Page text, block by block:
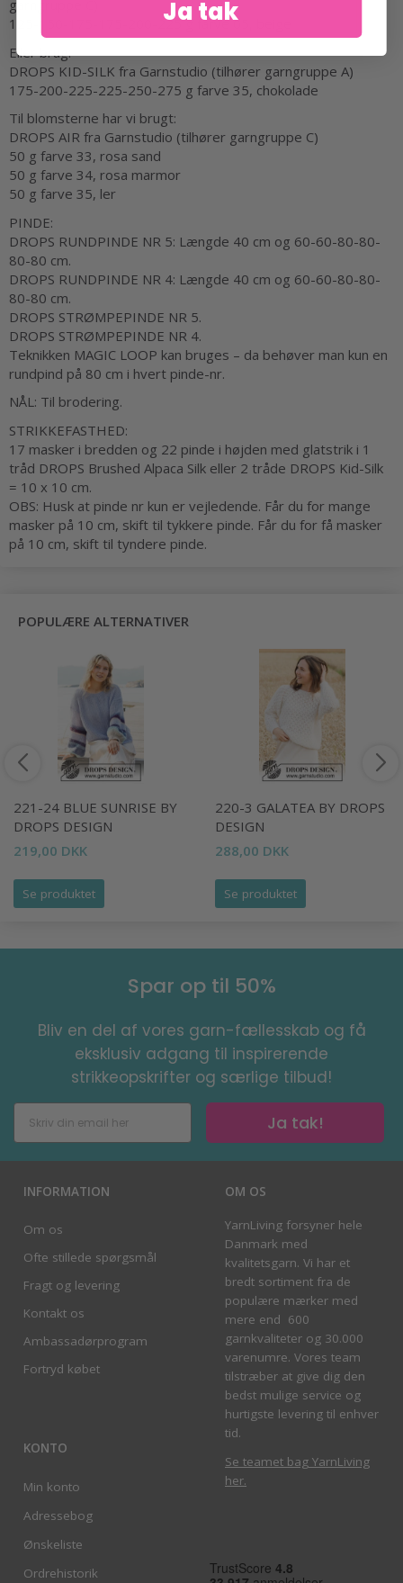
garngruppe C)
125-150-175-175-200-225 g farve 05, beige
Eller brug:
DROPS KID-SILK fra Garnstudio (tilhører garngruppe A)
175-200-225-225-250-275 g farve 35, chokolade
Til blomsterne har vi brugt:
DROPS AIR fra Garnstudio (tilhører garngruppe C)
50 g farve 33, rosa sand
50 g farve 34, rosa marmor
50 g farve 35, ler
PINDE:
DROPS RUNDPINDE NR 5: Længde 40 cm og 60-60-80-80-
80-80 cm.
DROPS RUNDPINDE NR 4: Længde 40 cm og 60-60-80-80-
80-80 cm.
DROPS STRØMPEPINDE NR 5.
DROPS STRØMPEPINDE NR 4.
Teknikken MAGIC LOOP kan bruges – da behøver man kun en
rundpind på 80 cm i hvert pinde-nr.
NÅL: Til brodering.
STRIKKEFASTHED:
17 masker i bredden og 22 pinde i højden med glatstrik i 1
tråd DROPS Brushed Alpaca Silk eller 2 tråde DROPS Kid-Silk
= 10 x 10 cm.
OBS: Husk at pinde nr kun er vejledende. Får du for mange
masker på 10 cm, skift til tykkere pinde. Får du for få masker
på 10 cm, skift til tyndere pinde.
POPULÆRE ALTERNATIVER
221-24 BLUE SUNRISE BY
DROPS DESIGN
219,00 DKK
Se produktet
220-3 GALATEA BY DROPS
DESIGN
288,00 DKK
Se produktet
Spar op til 50%
Bliv en del af vores garn-fællesskab og få
eksklusiv adgang til inspirerende
strikkeopskrifter og særlige tilbud!
Ja tak!
INFORMATION
Om os
Ofte stillede spørgsmål
Fragt og levering
Kontakt os
Ambassadørprogram
Fortryd købet
KONTO
Min konto
Adressebog
Ønskeliste
Ordrehistorik
OM OS
YarnLiving forsyner hele
Danmark med
kvalitetsgarn. Vi har et
bredt sortiment fra de
populære mærker med
mere end 600
garnkvaliteter og 30.000
varenumre. Vores team
tilstræber at give dig den
bedst mulige service og
hurtigste levering til enhver
tid.
Se teamet bag YarnLiving
her.
Ja tak